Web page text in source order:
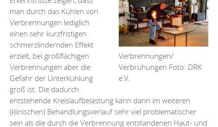
Verbrennungen/
Verbrühungen Foto: DRK
e.V.
man durch das Kühlen von
Verbrennungen lediglich
einen sehr kurzfristigen
schmerzlindernden Effekt
erzielt, bei großflächigen
Verbrennungen aber die
Gefahr der Unterkühlung
groß ist. Die dadurch
entstehende Kreislaufbelastung kann dann im weiteren
(klinischen) Behandlungsverlauf sehr viel problematischer
sein als die durch die Verbrennung entstandenen Haut- und